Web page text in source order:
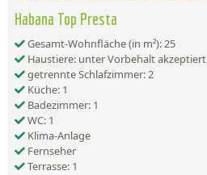
Habana Top Presta
Gesamt-Wohnfläche (in m²): 25
Haustiere: unter Vorbehalt akzeptiert
getrennte Schlafzimmer: 2
Küche: 1
Badezimmer: 1
WC: 1
Klima-Anlage
Fernseher
Terrasse: 1